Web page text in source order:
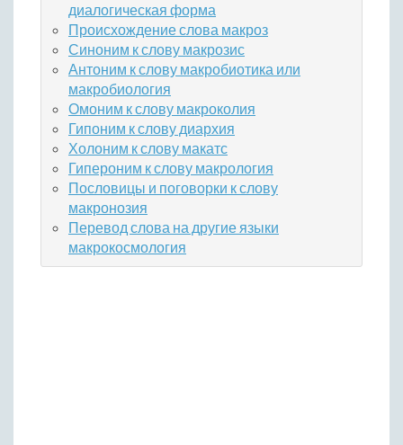
диалогическая форма
Происхождение слова макроз
Синоним к слову макрозис
Антоним к слову макробиотика или
макробиология
Омоним к слову макроколия
Гипоним к слову диархия
Холоним к слову макатс
Гипероним к слову макрология
Пословицы и поговорки к слову
макронозия
Перевод слова на другие языки
макрокосмология